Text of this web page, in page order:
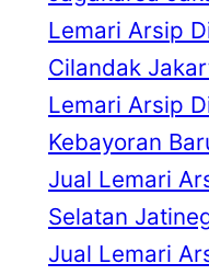
Lemari Arsip
Cilandak
Lemari Arsip
Kebayoran
Jual Lemari
Selatan
Jual Lemari